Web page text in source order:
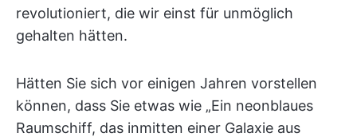
revolutioniert, die wir einst für unmöglich
gehalten hätten.
Hätten Sie sich vor einigen Jahren vorstellen
können, dass Sie etwas wie „Ein neonblaues
Raumschiff, das inmitten einer Galaxie aus